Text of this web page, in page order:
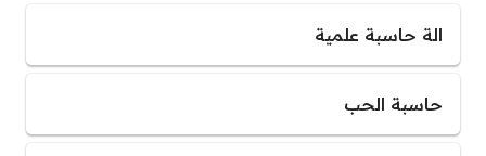
الة حاسبة علمية
حاسبة الحب